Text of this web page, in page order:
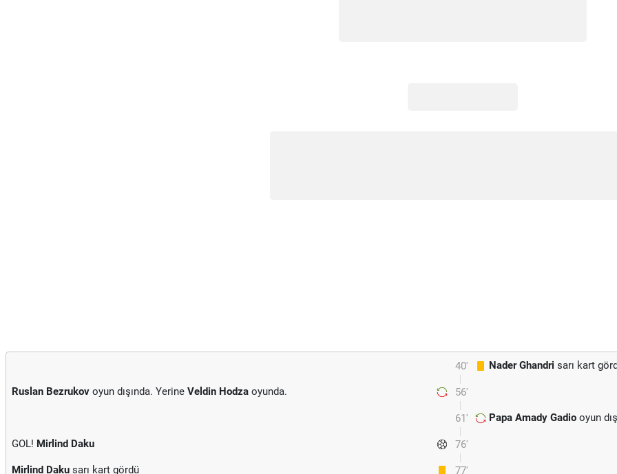
40' Nader Ghandri sarı kart
56'
Ruslan Bezrukov oyun dışında. Yerine Veldin Hodza oyunda.
61' Papa Amady Gadio oyun
76'
GOL! Mirlind Daku
77'
Mirlind Daku sarı kart gördü